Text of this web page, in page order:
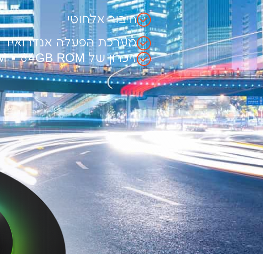
חיבור אלחוטי
מערכת הפעלה אנדרואיד 15
זיכרון של 4GB RAM + 64GB ROM